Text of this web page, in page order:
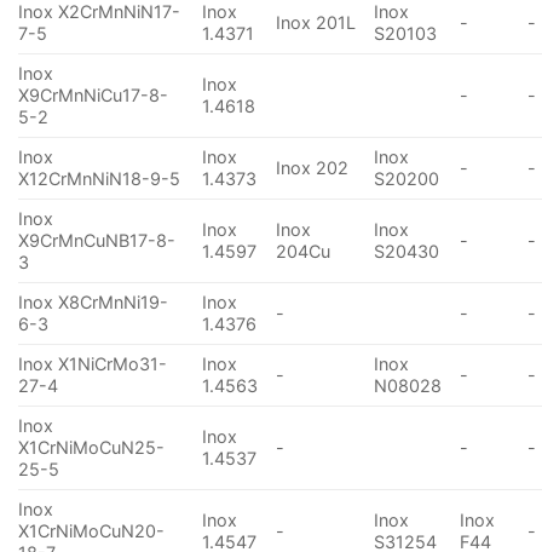
Inox X2CrMnNiN17-
7-5
Inox
1.4371
Inox 201L
Inox
S20103
- -
Inox
X9CrMnNiCu17-8-
5-2
Inox
1.4618
- -
Inox
X12CrMnNiN18-9-5
Inox
1.4373
Inox 202
Inox
S20200
- -
Inox
X9CrMnCuNB17-8-
3
Inox
1.4597
Inox
204Cu
Inox
S20430
- -
Inox X8CrMnNi19-
6-3
Inox
1.4376
- - -
Inox X1NiCrMo31-
27-4
Inox
1.4563
-
Inox
N08028
- -
Inox
X1CrNiMoCuN25-
25-5
Inox
1.4537
- - -
Inox
X1CrNiMoCuN20-
Inox
1.4547
-
Inox
S31254
Inox
F44
-